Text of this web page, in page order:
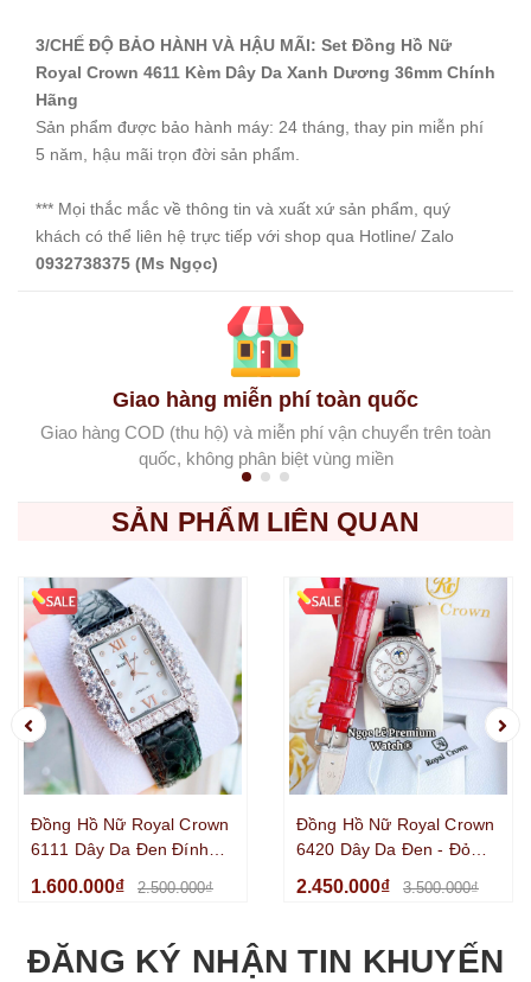
3/CHẾ ĐỘ BẢO HÀNH VÀ HẬU MÃI: Set Đồng Hồ Nữ
Royal Crown 4611 Kèm Dây Da Xanh Dương 36mm Chính
Hãng
Sản phẩm được bảo hành máy: 24 tháng, thay pin miễn phí
5 năm, hậu mãi trọn đời sản phẩm.
*** Mọi thắc mắc về thông tin và xuất xứ sản phẩm, quý
khách có thể liên hệ trực tiếp với shop qua Hotline/ Zalo
0932738375 (Ms Ngọc)
Giao hàng miễn phí toàn quốc
Giao hàng COD (thu hộ) và miễn phí vận chuyển trên toàn
quốc, không phân biệt vùng miền
SẢN PHẨM LIÊN QUAN
Đồng Hồ Nữ Royal Crown
6111 Dây Da Đen Đính
Đá Size 34mm
1.600.000₫ 2.500.000₫
Đồng Hồ Nữ Royal Crown
6420 Dây Da Đen - Đỏ
Đính Đá Vỏ Silver Size
35mm
2.450.000₫ 3.500.000₫
ĐĂNG KÝ NHẬN TIN KHUYẾN